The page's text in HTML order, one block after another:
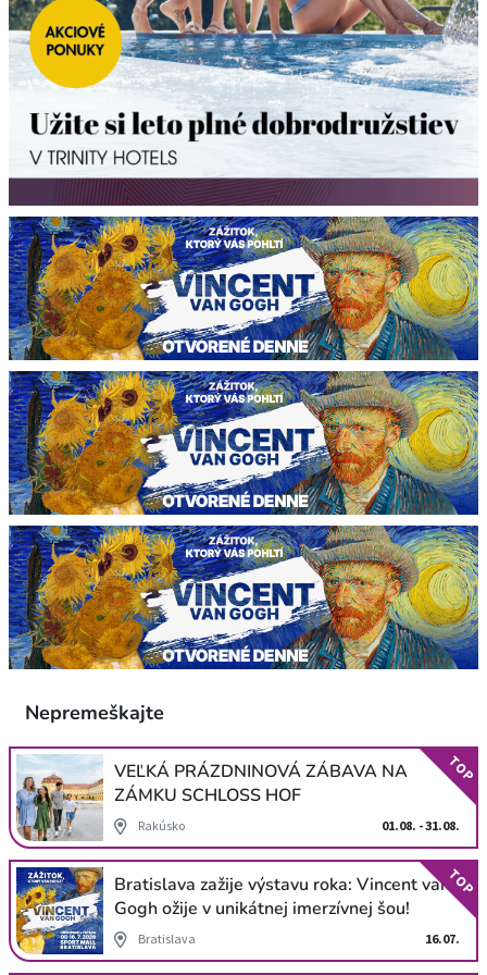
Nepremeškajte
VEĽKÁ PRÁZDNINOVÁ ZÁBAVA NA
ZÁMKU SCHLOSS HOF
Rakúsko 01.08. - 31.08.
TOP
Bratislava zažije výstavu roka: Vincent van
Gogh ožije v unikátnej imerzívnej šou!
Bratislava 16.07.
TOP